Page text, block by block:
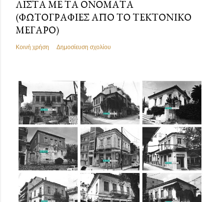
ΛΊΣΤΑ ΜΕ ΤΑ ΟΝΌΜΑΤΑ
(ΦΩΤΟΓΡΑΦΊΕΣ ΑΠΌ ΤΟ ΤΕΚΤΟΝΙΚΌ
ΜΈΓΑΡΟ)
Κοινή χρήση Δημοσίευση σχολίου